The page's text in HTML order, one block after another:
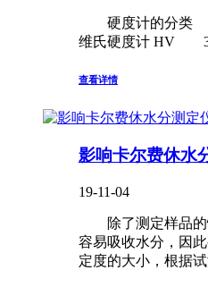
硬度计的分类 1
维氏硬度计 HV
查看详情
影响卡尔费休水
19-11-04
除了测定样品的
容易吸收水分，因
定度的大小，根据